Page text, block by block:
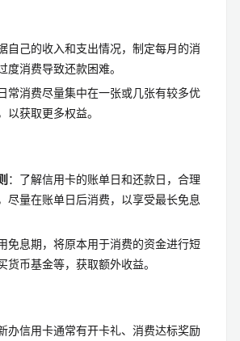
自己的收入和支出情况，制定每月的消
度消费导致还款困难。
常消费尽量集中在一张或几张有较多优
以获取更多权益。
：了解信用卡的账单日和还款日，合理
尽量在账单日后消费，以享受最长免息
免息期，将原本用于消费的资金进行短
货币基金等，获取额外收益。
办信用卡通常有开卡礼、消费达标奖励